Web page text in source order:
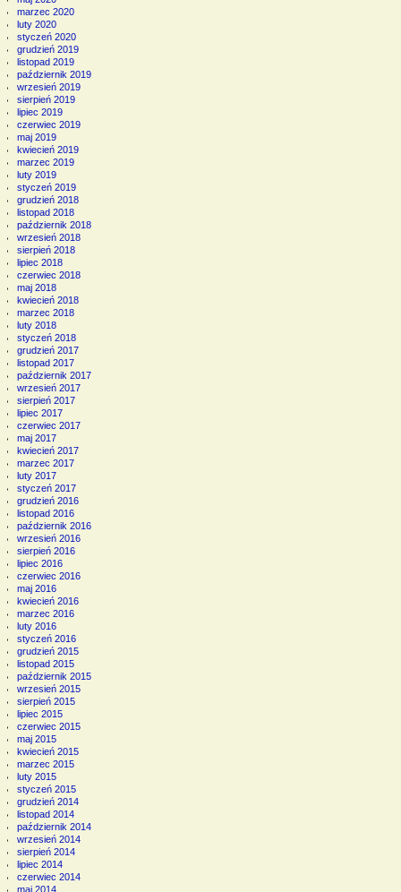
marzec 2020
luty 2020
styczeń 2020
grudzień 2019
listopad 2019
październik 2019
wrzesień 2019
sierpień 2019
lipiec 2019
czerwiec 2019
maj 2019
kwiecień 2019
marzec 2019
luty 2019
styczeń 2019
grudzień 2018
listopad 2018
październik 2018
wrzesień 2018
sierpień 2018
lipiec 2018
czerwiec 2018
maj 2018
kwiecień 2018
marzec 2018
luty 2018
styczeń 2018
grudzień 2017
listopad 2017
październik 2017
wrzesień 2017
sierpień 2017
lipiec 2017
czerwiec 2017
maj 2017
kwiecień 2017
marzec 2017
luty 2017
styczeń 2017
grudzień 2016
listopad 2016
październik 2016
wrzesień 2016
sierpień 2016
lipiec 2016
czerwiec 2016
maj 2016
kwiecień 2016
marzec 2016
luty 2016
styczeń 2016
grudzień 2015
listopad 2015
październik 2015
wrzesień 2015
sierpień 2015
lipiec 2015
czerwiec 2015
maj 2015
kwiecień 2015
marzec 2015
luty 2015
styczeń 2015
grudzień 2014
listopad 2014
październik 2014
wrzesień 2014
sierpień 2014
lipiec 2014
czerwiec 2014
maj 2014